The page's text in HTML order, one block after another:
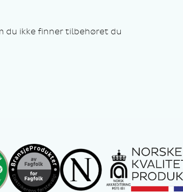
du ikke finner tilbehøret du